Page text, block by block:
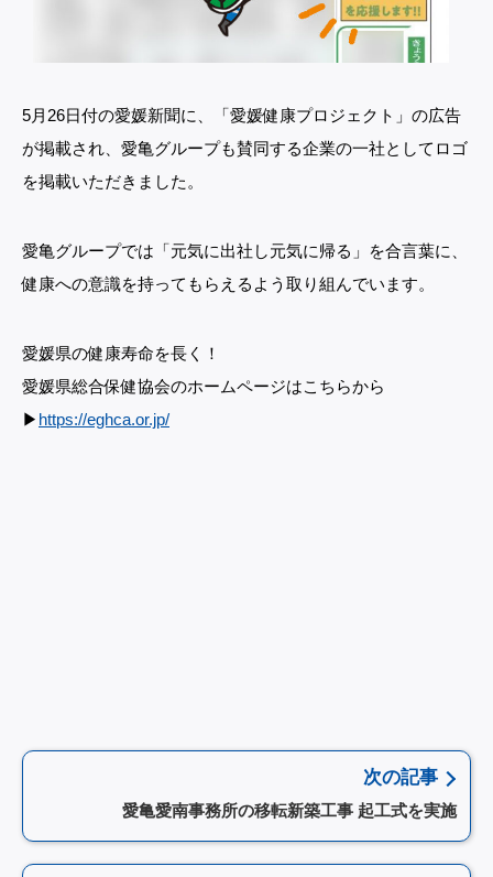
5月26日付の愛媛新聞に、「愛媛健康プロジェクト」の広告
が掲載され、愛亀グループも賛同する企業の一社としてロゴ
を掲載いただきました。
愛亀グループでは「元気に出社し元気に帰る」を合言葉に、
健康への意識を持ってもらえるよう取り組んでいます。
愛媛県の健康寿命を長く！
愛媛県総合保健協会のホームページはこちらから
▶︎ https://eghca.or.jp/
次の記事
愛亀愛南事務所の移転新築工事 起工式を実施